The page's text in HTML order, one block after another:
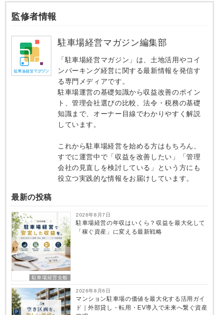
監修者情報
駐車場経営マガジン編集部
「駐車場経営マガジン」は、土地活用やコイ
ンパーキング経営に関する最新情報を発信す
る専門メディアです。
駐車場運営の基礎知識から収益改善のポイン
ト、管理会社選びの比較、法令・税務の基礎
知識まで、オーナー目線でわかりやすく解説
しています。
これから駐車場経営を始める方はもちろん、
すでに運営中で「収益を改善したい」「管理
会社の見直しを検討している」という方にも
役立つ実践的な情報をお届けしています。
最新の投稿
駐車場経営全般
2026年8月7日
駐車場経営の年収はいくら？収益を最大化して
「稼ぐ資産」に変える最新戦略
2026年8月6日
マンション駐車場の価値を最大化する活用ガイ
ド｜外部貸し・転用・EV導入で未来へ繋ぐ資産